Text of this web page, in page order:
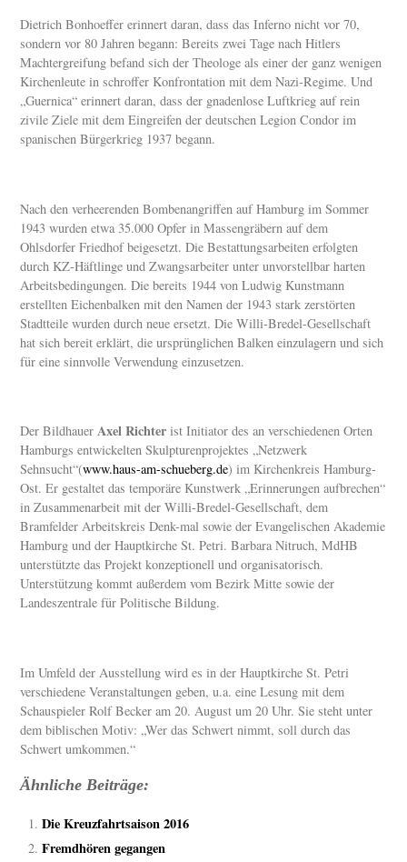
Dietrich Bonhoeffer erinnert daran, dass das Inferno nicht vor 70,
sondern vor 80 Jahren begann: Bereits zwei Tage nach Hitlers
Machtergreifung befand sich der Theologe als einer der ganz wenigen
Kirchenleute in schroffer Konfrontation mit dem Nazi-Regime. Und
„Guernica“ erinnert daran, dass der gnadenlose Luftkrieg auf rein
zivile Ziele mit dem Eingreifen der deutschen Legion Condor im
spanischen Bürgerkrieg 1937 begann.
Nach den verheerenden Bombenangriffen auf Hamburg im Sommer
1943 wurden etwa 35.000 Opfer in Massengräbern auf dem
Ohlsdorfer Friedhof beigesetzt. Die Bestattungsarbeiten erfolgten
durch KZ-Häftlinge und Zwangsarbeiter unter unvorstellbar harten
Arbeitsbedingungen. Die bereits 1944 von Ludwig Kunstmann
erstellten Eichenbalken mit den Namen der 1943 stark zerstörten
Stadtteile wurden durch neue ersetzt. Die Willi-Bredel-Gesellschaft
hat sich bereit erklärt, die ursprünglichen Balken einzulagern und sich
für eine sinnvolle Verwendung einzusetzen.
Der BildhauerAxel Richter ist Initiator des an verschiedenen Orten
Hamburgs entwickelten Skulpturenprojektes „Netzwerk
Sehnsucht“(www.haus-am-schueberg.de) im Kirchenkreis Hamburg-
Ost. Er gestaltet das temporäre Kunstwerk „Erinnerungen aufbrechen“
in Zusammenarbeit mit der Willi-Bredel-Gesellschaft, dem
Bramfelder Arbeitskreis Denk-mal sowie der Evangelischen Akademie
Hamburg und der Hauptkirche St. Petri. Barbara Nitruch, MdHB
unterstützte das Projekt konzeptionell und organisatorisch.
Unterstützung kommt außerdem vom Bezirk Mitte sowie der
Landeszentrale für Politische Bildung.
Im Umfeld der Ausstellung wird es in der Hauptkirche St. Petri
verschiedene Veranstaltungen geben, u.a. eine Lesung mit dem
Schauspieler Rolf Becker am 20. August um 20 Uhr. Sie steht unter
dem biblischen Motiv: „Wer das Schwert nimmt, soll durch das
Schwert umkommen.“
Ähnliche Beiträge:
Die Kreuzfahrtsaison 2016
Fremdhören gegangen